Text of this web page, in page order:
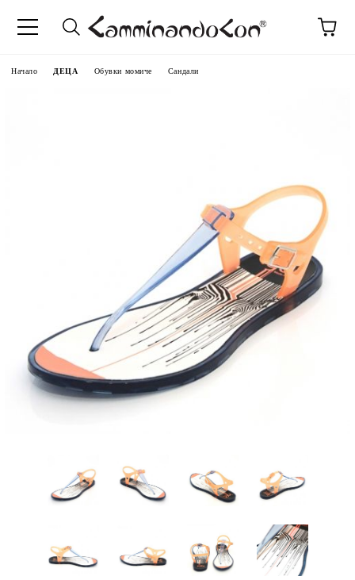
Начало ДЕЦА Обувки момиче Сандали